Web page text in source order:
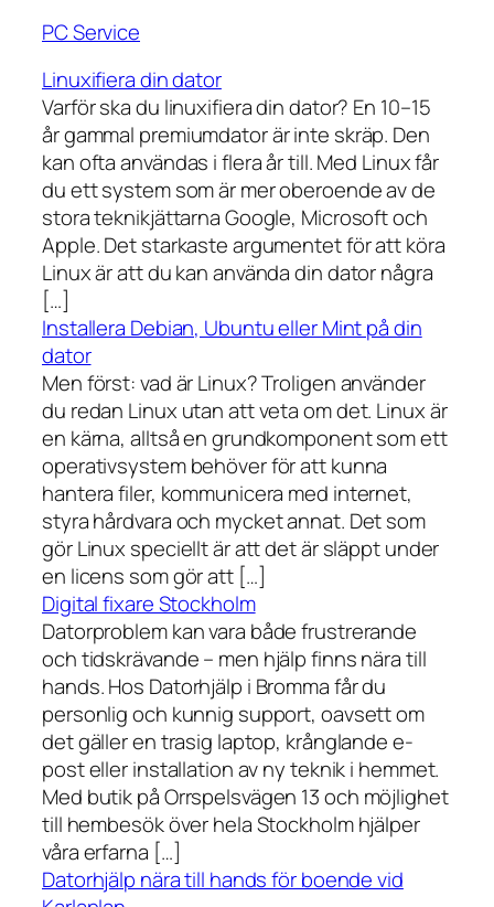
PC Service
Linuxifiera din dator
Varför ska du linuxifiera din dator? En 10–15
år gammal premiumdator är inte skräp. Den
kan ofta användas i flera år till. Med Linux får
du ett system som är mer oberoende av de
stora teknikjättarna Google, Microsoft och
Apple. Det starkaste argumentet för att köra
Linux är att du kan använda din dator några
[…]
Installera Debian, Ubuntu eller Mint på din
dator
Men först: vad är Linux? Troligen använder
du redan Linux utan att veta om det. Linux är
en kärna, alltså en grundkomponent som ett
operativsystem behöver för att kunna
hantera filer, kommunicera med internet,
styra hårdvara och mycket annat. Det som
gör Linux speciellt är att det är släppt under
en licens som gör att […]
Digital fixare Stockholm
Datorproblem kan vara både frustrerande
och tidskrävande – men hjälp finns nära till
hands. Hos Datorhjälp i Bromma får du
personlig och kunnig support, oavsett om
det gäller en trasig laptop, krånglande e-
post eller installation av ny teknik i hemmet.
Med butik på Orrspelsvägen 13 och möjlighet
till hembesök över hela Stockholm hjälper
våra erfarna […]
Datorhjälp nära till hands för boende vid